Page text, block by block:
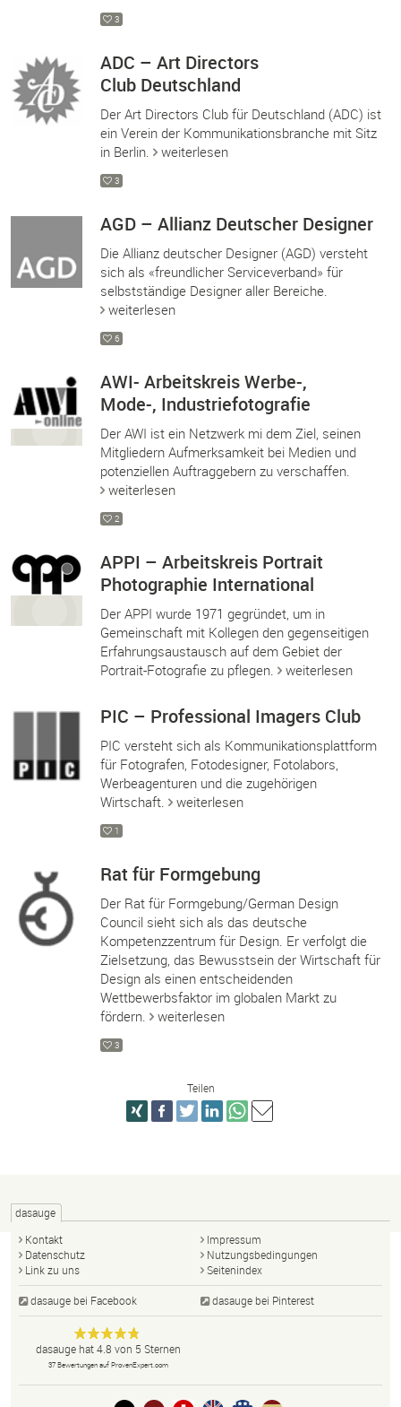
3
ADC – Art Directors
Club Deutschland
Der Art Directors Club für Deutschland (ADC) ist
ein Verein der Kommunikationsbranche mit Sitz
in Berlin.
weiterlesen
3
AGD – Allianz Deutscher Designer
Die Allianz deutscher Designer (AGD) versteht
sich als «freundlicher Serviceverband» für
selbstständige Designer aller Bereiche.
weiterlesen
6
AWI- Arbeitskreis Werbe-,
Mode-, Industriefotografie
Der AWI ist ein Netzwerk mi dem Ziel, seinen
Mitgliedern Aufmerksamkeit bei Medien und
potenziellen Auftraggebern zu verschaffen.
weiterlesen
2
APPI – Arbeitskreis Portrait
Photographie International
Der APPI wurde 1971 gegründet, um in
Gemeinschaft mit Kollegen den gegenseitigen
Erfahrungsaustausch auf dem Gebiet der
Portrait-Fotografie zu pflegen.
weiterlesen
PIC – Professional Imagers Club
PIC versteht sich als Kommunikationsplattform
für Fotografen, Fotodesigner, Fotolabors,
Werbeagenturen und die zugehörigen
Wirtschaft.
weiterlesen
1
Rat für Formgebung
Der Rat für Formgebung/German Design
Council sieht sich als das deutsche
Kompetenzzentrum für Design. Er verfolgt die
Zielsetzung, das Bewusstsein der Wirtschaft für
Design als einen entscheidenden
Wettbewerbsfaktor im globalen Markt zu
fördern.
weiterlesen
3
Teilen
dasauge
Kontakt
Impressum
Datenschutz
Nutzungsbedingungen
Link zu uns
Seitenindex
dasauge bei Facebook dasauge bei Pinterest
dasauge
Designer,
Fotografen,
Agenturen,
Anonym
dasaugehat4.8 von 5 Sternen
37Bewertungen auf ProvenExpert.com